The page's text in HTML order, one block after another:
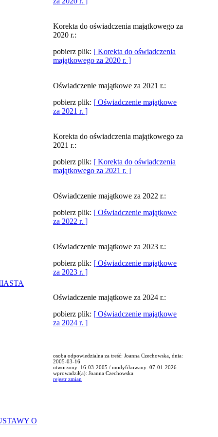
O
Korekta do oświadczenia majątkowego za
2020 r.:
pobierz plik: [ Korekta do oświadczenia
majątkowego za 2020 r. ]
Oświadczenie majątkowe za 2021 r.:
pobierz plik: [ Oświadczenie majątkowe
za 2021 r. ]
Korekta do oświadczenia majątkowego za
2021 r.:
pobierz plik: [ Korekta do oświadczenia
majątkowego za 2021 r. ]
Oświadczenie majątkowe za 2022 r.:
pobierz plik: [ Oświadczenie majątkowe
za 2022 r. ]
Oświadczenie majątkowe za 2023 r.:
pobierz plik: [ Oświadczenie majątkowe
za 2023 r. ]
Oświadczenie majątkowe za 2024 r.:
pobierz plik: [ Oświadczenie majątkowe
za 2024 r. ]
osoba odpowiedzialna za treść: Joanna Czechowska, dnia:
2005-03-16
utworzony: 16-03-2005 / modyfikowany: 07-01-2026
wprowadził(a): Joanna Czechowska
rejestr zmian